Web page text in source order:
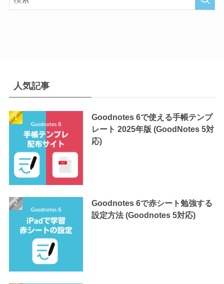
人気記事
Goodnotes 6で使える手帳テンプ
レート 2025年版 (GoodNotes 5対
応)
Goodnotes 6で赤シート勉強する
設定方法 (Goodnotes 5対応)